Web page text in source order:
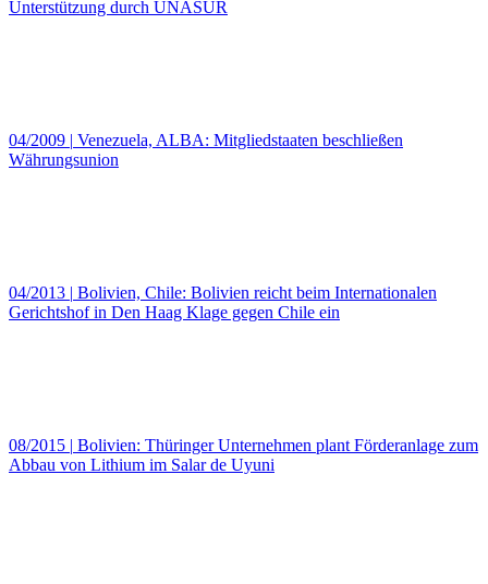
Unterstützung durch UNASUR
04/2009 | Venezuela, ALBA: Mitgliedstaaten beschließen
Währungsunion
04/2013 | Bolivien, Chile: Bolivien reicht beim Internationalen
Gerichtshof in Den Haag Klage gegen Chile ein
08/2015 | Bolivien: Thüringer Unternehmen plant Förderanlage zum
Abbau von Lithium im Salar de Uyuni